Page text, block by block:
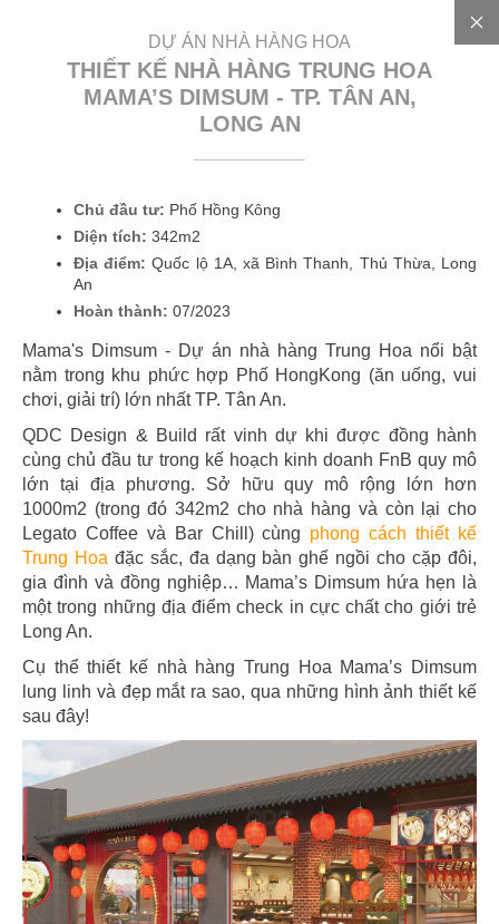
DỰ ÁN NHÀ HÀNG HOA
THIẾT KẾ NHÀ HÀNG TRUNG HOA
MAMA’S DIMSUM - TP. TÂN AN,
LONG AN
Chủ đầu tư: Phố Hồng Kông
Diện tích: 342m2
Địa điểm:Quốc lộ 1A, xã Bình Thanh, Thủ Thừa, Long
An
Hoàn thành: 07/2023
Mama's Dimsum - Dự án nhà hàng Trung Hoa nổi bật
nằm trong khu phức hợp Phố HongKong (ăn uống, vui
chơi, giải trí) lớn nhất TP. Tân An.
QDC Design & Build rất vinh dự khi được đồng hành
cùng chủ đầu tư trong kế hoạch kinh doanh FnB quy mô
lớn tại địa phương. Sở hữu quy mô rộng lớn hơn
1000m2 (trong đó 342m2 cho nhà hàng và còn lại cho
Legato Coffee và Bar Chill) cùng phong cách thiết kế
Trung Hoa đặc sắc, đa dạng bàn ghế ngồi cho cặp đôi,
gia đình và đồng nghiệp… Mama’s Dimsum hứa hẹn là
một trong những địa điểm check in cực chất cho giới trẻ
Long An.
Cụ thể thiết kế nhà hàng Trung Hoa Mama’s Dimsum
lung linh và đẹp mắt ra sao, qua những hình ảnh thiết kế
sau đây!
DỰ ÁN
CÁC DỰ ÁN
NHÀ HÀNG HOA
Đặc trưng củanhà hàng Trung Hoa là phong cách thiết
kế đậm chất cổ điển mang nét đẹp truyền thống và nền
văn hóa lâu đời. Chính vì vậy, Trung Hoa được xem là
chiếc nôi của văn hóa ẩm thực Châu Á bởi sự đa dạng
từ món ăn đến sự sang trọng, tinh tế về không gian ẩm
thực. Bằng những vật liệu nội thất gỗ tự nhiên cùng với
các bức tranh trang trí hoa văn từ tre, trúc... tạo cho thực
khách cảm giác yên tĩnh, thư thái, gần gũi như được
thưởng thức tại nhà hàng bản địa. Màu sắc chủ đạo của
thiết kế nhà hàng Hoa thưởng mang yếu tố phong thủy
với gam đỏ và những màu trầm ấm tượng trưng cho sự
hạnh phúc, may mắn, thành công và giúp chủ đầu tư
kinh doanh thuận lợi.
Cùng tìm hiểu kỹ hơn qua những dự án nhà hàng mà
QDC Design & Buildthiết kế nhà hàngvà thi công trọn
gói dưới đây để chọn cho nhà hàng của riêng mình một
ý tưởng độc đáo: